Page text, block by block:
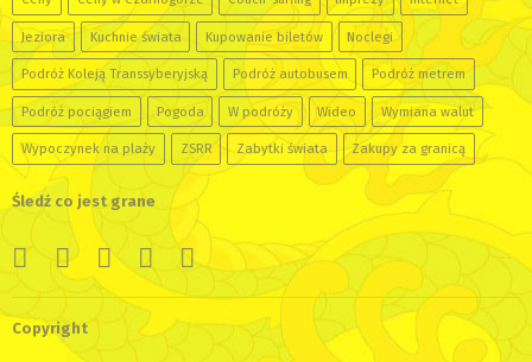
Jeziora Kuchnie świata Kupowanie biletów Noclegi
Podróż Koleją Transsyberyjską Podróż autobusem Podróż metrem
Podróż pociągiem Pogoda W podróży Wideo Wymiana walut
Wypoczynek na plaży ZSRR Zabytki świata Zakupy za granicą
Śledź co jest grane
Copyright